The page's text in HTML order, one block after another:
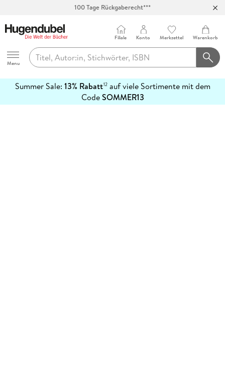
100 Tage Rückgaberecht***
Hugendubel
Menu
Filiale Konto Merkzettel Warenkorb
Summer Sale: 13% Rabatt12auf viele Sortimente mit dem
CodeSOMMER13
erfahren